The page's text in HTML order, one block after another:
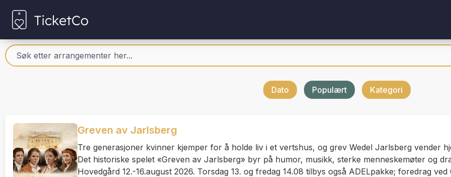
Dato Populært Kategori
Greven av Jarlsberg
Tre generasjoner kvinner kjemper for å holde liv i et vertshus, og grev Wedel Jarlsberg vender
Det historiske spelet «Greven av Jarlsberg» byr på humor, musikk, sterke menneskemøter og
Hovedgård 12.-16.august 2026. Torsdag 13. og fredag 14.08 tilbys også ADELpakke; foredrag